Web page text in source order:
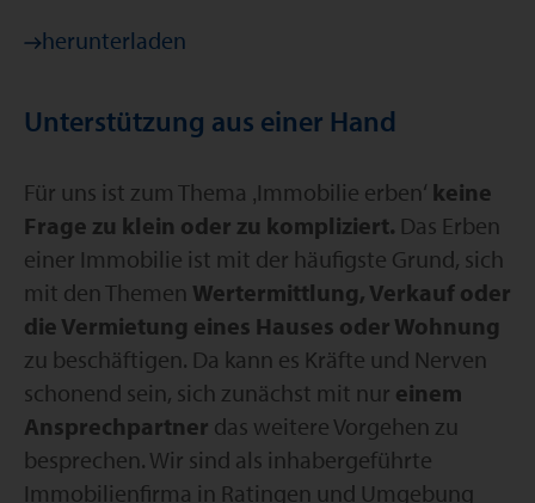
herunterladen
Unterstützung aus einer Hand
Für uns ist zum Thema ‚Immobilie erben‘ keine
Frage zu klein oder zu kompliziert. Das Erben
einer Immobilie ist mit der häufigste Grund, sich
mit den Themen Wertermittlung, Verkauf oder
die Vermietung eines Hauses oder Wohnung
zu beschäftigen. Da kann es Kräfte und Nerven
schonend sein, sich zunächst mit nur einem
Ansprechpartner das weitere Vorgehen zu
besprechen. Wir sind als inhabergeführte
Immobilienfirma in Ratingen und Umgebung